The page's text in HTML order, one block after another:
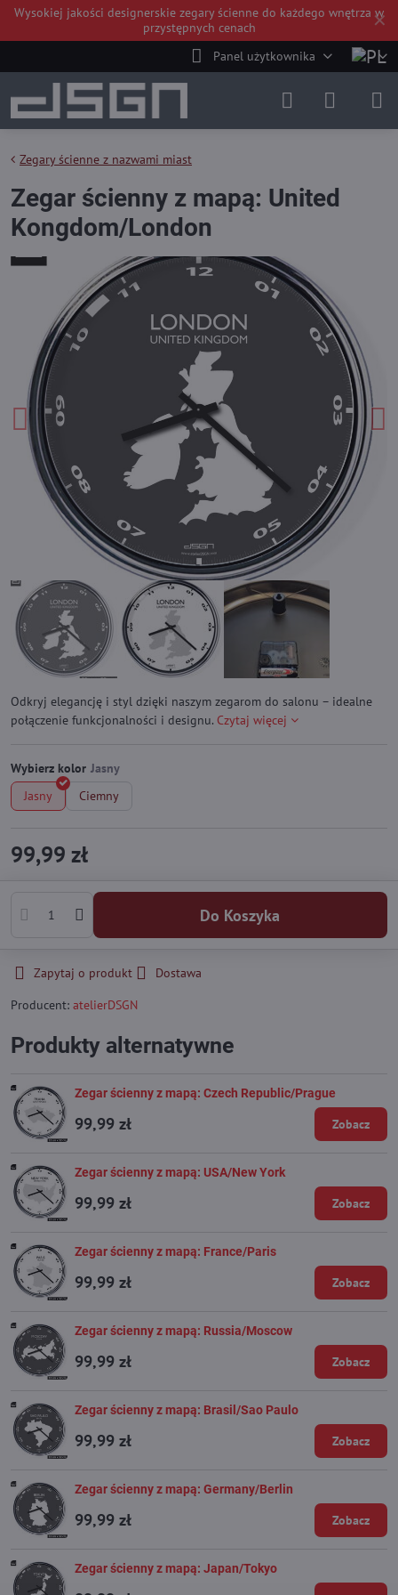
✕
Wysokiej jakości designerskie zegary ścienne do każdego wnętrza w
przystępnych cenach
Panel użytkownika
Zegary ścienne z nazwami miast
Zegar ścienny z mapą: United
Kongdom/London
Odkryj elegancję i styl dzięki naszym zegarom do salonu – idealne
połączenie funkcjonalności i designu. Czytaj więcej
Wybierz kolor
Jasny
Ciemny
99,99 zł
Do Koszyka
Zapytaj o produkt
Dostawa
Producent: atelierDSGN
Produkty alternatywne
Zegar ścienny z mapą: Czech Republic/Prague
99,99 zł Zobacz
Zegar ścienny z mapą: USA/New York
99,99 zł Zobacz
Zegar ścienny z mapą: France/Paris
99,99 zł Zobacz
Zegar ścienny z mapą: Russia/Moscow
99,99 zł Zobacz
Zegar ścienny z mapą: Brasil/Sao Paulo
99,99 zł Zobacz
Zegar ścienny z mapą: Germany/Berlin
99,99 zł Zobacz
Zegar ścienny z mapą: Japan/Tokyo